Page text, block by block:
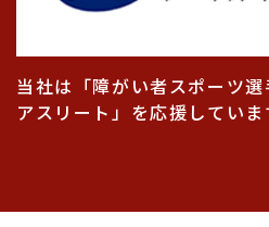
当社は「障がい者スポーツ
アスリート」を応援していま